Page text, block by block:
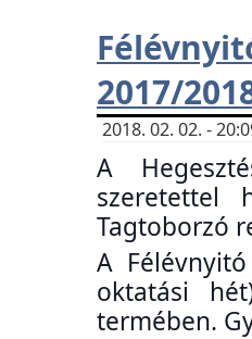
2017/
2018. 02. 02. -
A
szeretettel
Tagtoborzó
A
oktatási
termében.